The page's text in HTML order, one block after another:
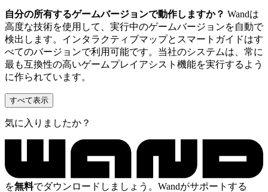
自分の所有するゲームバージョンで動作しますか？ Wandは
高度な技術を使用して、実行中のゲームバージョンを自動で
検出します。インタラクティブマップとスマートガイドはす
べてのバージョンで利用可能です。当社のシステムは、常に
最も互換性の高いゲームプレイアシスト機能を実行するよう
に作られています。
すべて表示
気に入りましたか？
を無料でダウンロードしましょう。Wandがサポートする